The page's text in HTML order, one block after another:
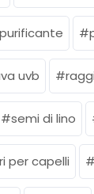
purificante
uvb
semi di lino
per capelli